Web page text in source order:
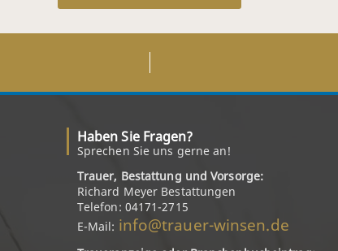
Haben Sie Fragen?
Sprechen Sie uns gerne an!
Trauer, Bestattung und Vorsorge:
Richard Meyer Bestattungen
Telefon: 04171-2715
E-Mail: info@trauer-winsen.de